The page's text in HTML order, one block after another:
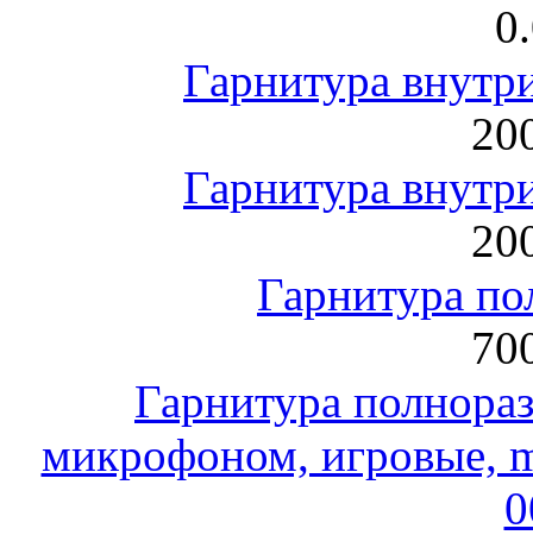
Гарнитура
Гарнитура
Гарнитура
Гарнитура
микрофоном, игровые,